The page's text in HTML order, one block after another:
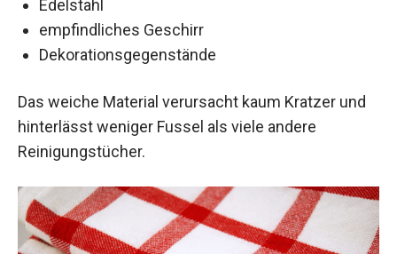
Edelstahl
empfindliches Geschirr
Dekorationsgegenstände
Das weiche Material verursacht kaum Kratzer und
hinterlässt weniger Fussel als viele andere
Reinigungstücher.